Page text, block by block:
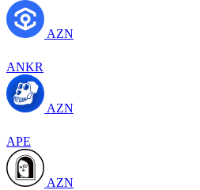
AZN
ANKR
AZN
APE
AZN